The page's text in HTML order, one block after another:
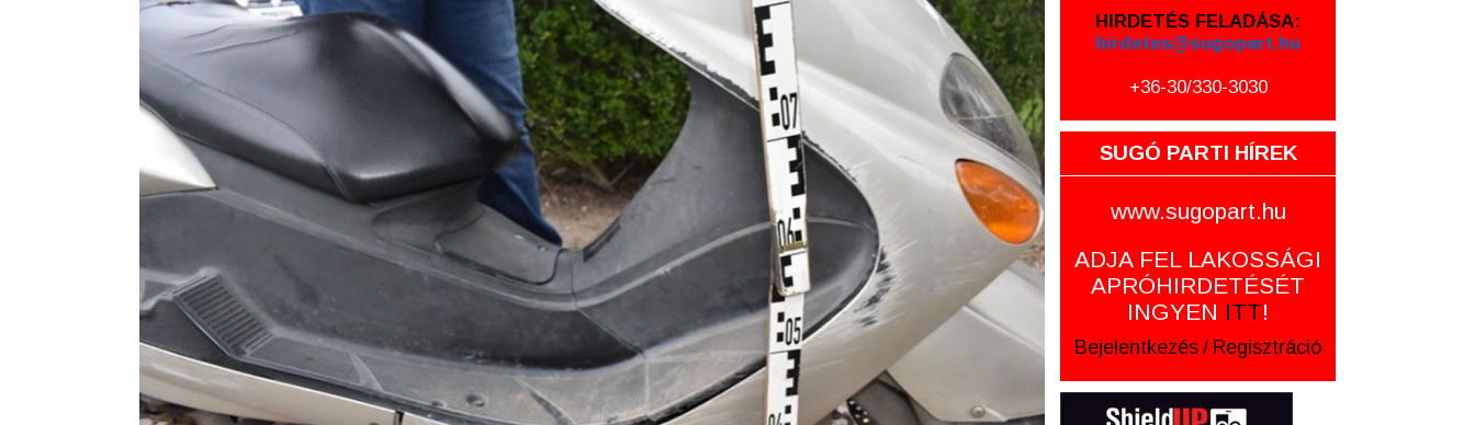
HIRDETÉS FELADÁSA:
hirdetes@sugopart.hu
+36-30/330-3030
SUGÓ PARTI HÍREK
www.sugopart.hu
ADJA FEL LAKOSSÁGI
APRÓHIRDETÉSÉT
INGYEN ITT!
Bejelentkezés / Regisztráció